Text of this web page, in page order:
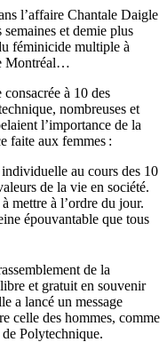
l’affaire Chantale Daigle
et demie plus
féminicide multiple à
Montréal…
à 10 des
nombreuses et
l’importance de la
faite aux femmes :
au cours des 10
de la vie en société.
mettre à l’ordre du jour.
épouvantable que tous
de la
et gratuit en souvenir
a lancé un message
celle des hommes, comme
Polytechnique.